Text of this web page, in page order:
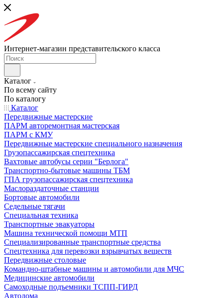
Интернет-магазин представительского класса
Каталог
По всему сайту
По каталогу
Каталог
Передвижные мастерские
ПАРМ авторемонтная мастерская
ПАРМ с КМУ
Передвижные мастерские специального назначения
Грузопассажирская спецтехника
Вахтовые автобусы серии "Берлога"
Транспортно-бытовые машины ТБМ
ГПА грузопассажирская спецтехника
Маслораздаточные станции
Бортовые автомобили
Седельные тягачи
Специальная техника
Транспортные эвакуаторы
Машина технической помощи МТП
Специализированные транспортные средства
Спецтехника для перевозки взрывчатых веществ
Передвижные столовые
Командно-штабные машины и автомобили для МЧС
Медицинские автомобили
Самоходные подъемники ТСПП-ГИРД
Автодома